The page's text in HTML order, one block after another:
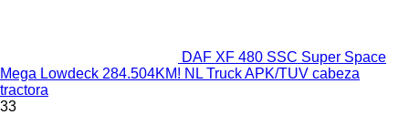
DAF XF 480 SSC Super Space
Mega Lowdeck 284.504KM! NL Truck APK/TUV cabeza
tractora
33